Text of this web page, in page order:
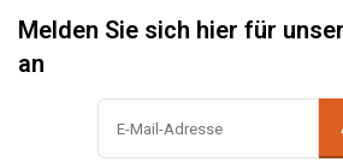
Melden Sie sich hier für
an